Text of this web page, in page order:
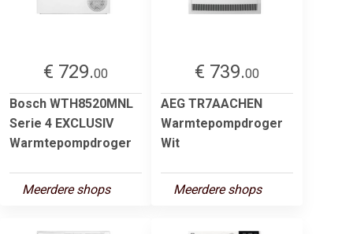
€ 729.00
Bosch WTH8520MNL
Serie 4 EXCLUSIV
Warmtepompdroger
Meerdere shops
€ 739.00
AEG TR7AACHEN
Warmtepompdroger
Wit
Meerdere shops